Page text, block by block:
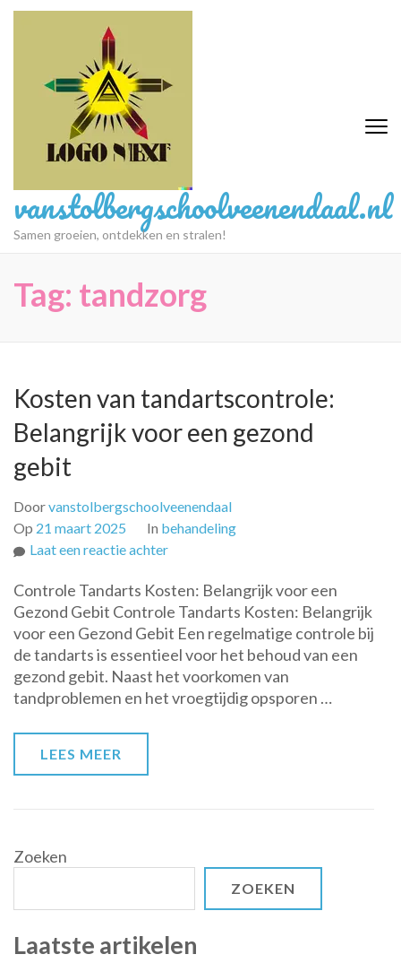
Ga
vanstolbergschoolveenendaal.nl
Samen groeien, ontdekken en stralen!
Tag: tandzorg
Kosten van tandartscontrole:
Belangrijk voor een gezond
gebit
Doorvanstolbergschoolveenendaal
Op 21 maart 2025 In behandeling
Laat een reactie achterop
van
tandartscontrole:
Belangrijk
voor
een
gezond
Controle Tandarts Kosten: Belangrijk voor een
Gezond Gebit Controle Tandarts Kosten: Belangrijk
voor een Gezond Gebit Een regelmatige controle bij
de tandarts is essentieel voor het behoud van een
gezond gebit. Naast het voorkomen van
tandproblemen en het vroegtijdig opsporen …
LEES MEER
Zoeken
ZOEKEN
Laatste artikelen